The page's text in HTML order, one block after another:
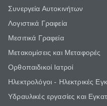
Συνεργεία Αυτοκινήτων
Λογιστικά Γραφεία
Μεσιτικά Γραφεία
Μετακομίσεις και Μεταφορές
Ορθοπαιδικοί Ιατροί
Ηλεκτρολόγοι - Ηλεκτρικές
Υδραυλικές εργασίες και